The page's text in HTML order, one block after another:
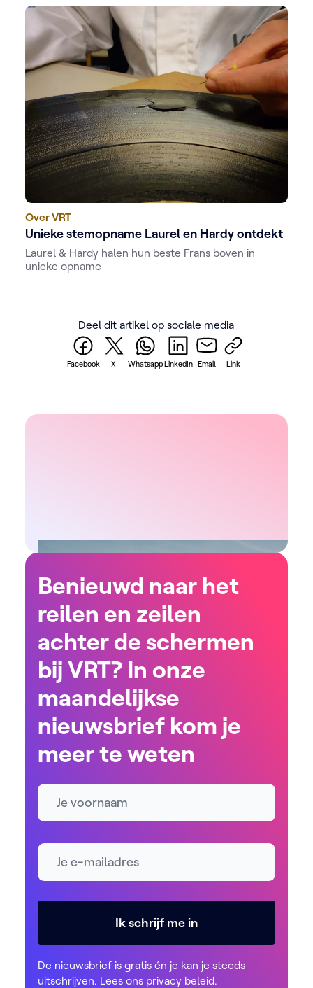
wordt, vormt het een onschatbare bron van
informatie en inspiratie.
Over VRT
Unieke stemopname Laurel en Hardy ontdekt
Laurel & Hardy halen hun beste Frans boven in
unieke opname
Deel dit artikel op sociale media
Facebook X WhatsappLinkedIn Email Link
Benieuwd naar het
reilen en zeilen
achter de schermen
bij VRT? In onze
maandelijkse
nieuwsbrief kom je
meer te weten
Naam
E-mailadres *
Ik schrijf me in
De nieuwsbrief is gratis én je kan je steeds
uitschrijven. Lees ons privacy beleid.